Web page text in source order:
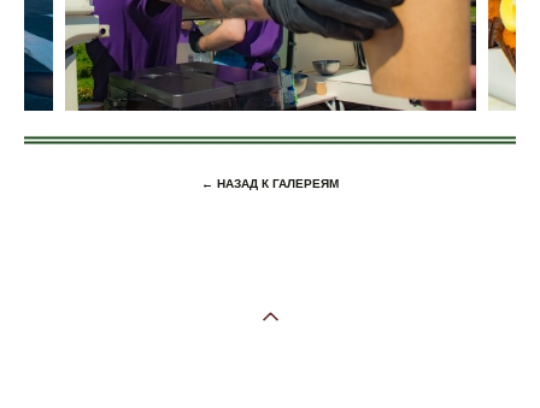
← НАЗАД К ГАЛЕРЕЯМ